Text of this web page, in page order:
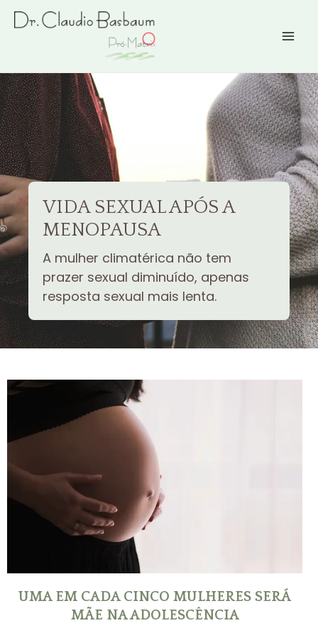
para
VIDA SEXUAL APÓS A
MENOPAUSA
A mulher climatérica não tem
prazer sexual diminuído, apenas
resposta sexual mais lenta.
UMA EM CADA CINCO MULHERES SERÁ
MÃE NA ADOLESCÊNCIA